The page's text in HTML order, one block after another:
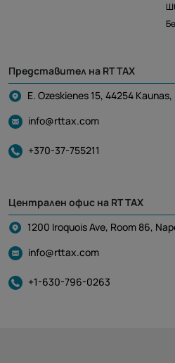
Представител на RT TAX
E. Ozeskienes 15, 44254
info@rttax.com
+370-37-755211
Централен офис на RT TAX
1200 Iroquois Ave, Room 86,
info@rttax.com
+1-630-796-0263